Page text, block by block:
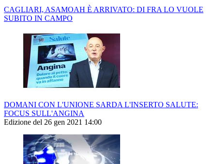
CAGLIARI, ASAMOAH È ARRIVATO: DI FRA LO VUOLE
SUBITO IN CAMPO
DOMANI CON L'UNIONE SARDA L'INSERTO SALUTE:
FOCUS SULL'ANGINA
Edizione del 26 gen 2021 14:00